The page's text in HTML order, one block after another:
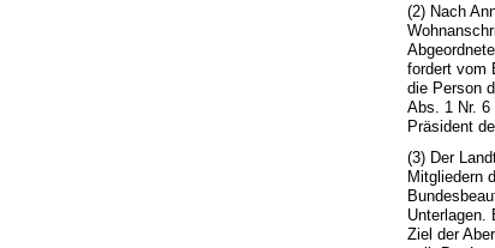
(2) Nach
fordert vom
die Person
Abs. 1 Nr.
Präsident
(3) Der
Mitgliedern
Unterlagen.
Ziel der